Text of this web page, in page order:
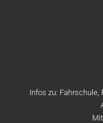
Infos zu: